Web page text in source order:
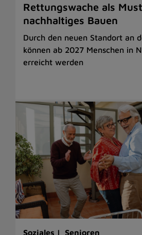
Rettungswache als
nachhaltiges Bauen
Durch den neuen Standort an
können ab 2027 Menschen in
erreicht werden
Soziales | Senioren